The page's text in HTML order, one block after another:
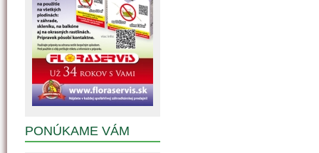
PONÚKAME VÁM